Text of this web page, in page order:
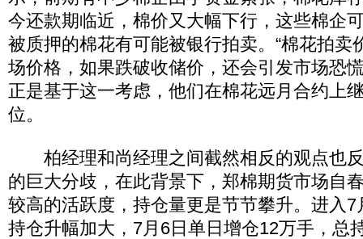
今还款期临近，棉价又大幅下行，这些棉企
被质押的棉花有可能被银行拍卖。“棉花拍卖
场价格，如果跌破收储价，还会引发市场恐
正是基于这一考虑，他们在棉花远月合约上
位。
柏经理和尚经理之间截然相反的观点也
的巨大分歧，在此背景下，郑棉期货市场自
较高的活跃度，持仓量更是节节攀升。进入
持仓升幅加大，7月6日单日增仓12万手，总